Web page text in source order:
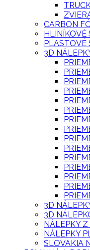
CARBON
HLINÍKOVÉ
PLASTOVÉ
3D
3D
3D
NÁLEPKY
NÁLEPKY
SLOVAKIA